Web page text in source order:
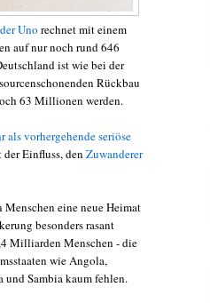
Uno rechnet mit einem
auf nur noch rund 646
ist wie bei der
Rückbau
63 Millionen werden.
vorhergehende seriöse
Einfluss, den Zuwanderer
eine neue Heimat
besonders rasant
Milliarden Menschen - die
wie Angola,
Sambia kaum fehlen.